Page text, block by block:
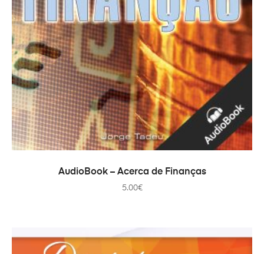
TOEVOEGEN AAN WINKELWAGEN
AudioBook – Acerca de Finanças
5.00€